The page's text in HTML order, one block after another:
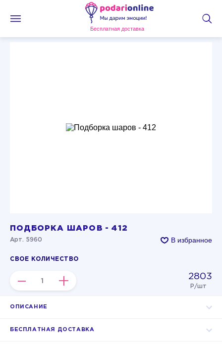
Бесплатная доставка
ПОДБОРКА ШАРОВ - 412
Арт. 5960 В избранное
СВОЕ КОЛИЧЕСТВО
– + 2803
Р/шт
ОПИСАНИЕ
БЕСПЛАТНАЯ ДОСТАВКА